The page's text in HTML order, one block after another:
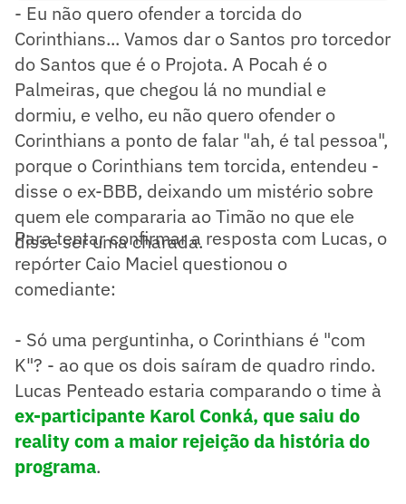
- Eu não quero ofender a torcida do
Corinthians... Vamos dar o Santos pro torcedor
do Santos que é o Projota. A Pocah é o
Palmeiras, que chegou lá no mundial e
dormiu, e velho, eu não quero ofender o
Corinthians a ponto de falar "ah, é tal pessoa",
porque o Corinthians tem torcida, entendeu -
disse o ex-BBB, deixando um mistério sobre
quem ele compararia ao Timão no que ele
disse ser uma charada.
Para tentar confirmar a resposta com Lucas, o
repórter Caio Maciel questionou o
comediante:
- Só uma perguntinha, o Corinthians é "com
K"? - ao que os dois saíram de quadro rindo.
Lucas Penteado estaria comparando o time à
ex-participante Karol Conká, que saiu do
reality com a maior rejeição da história do
programa.